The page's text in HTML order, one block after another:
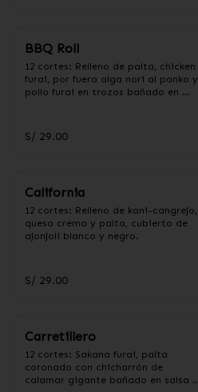
BBQ Roll
12 cortes: Relleno de palta, chicken
furai, por fuera alga nori al panko y
pollo furai en trozos bañado en
S/ 29.00
California
12 cortes: Relleno de kani-cangrejo,
queso crema y palta, cubierto de
ajonjolí blanco y negro.
S/ 29.00
Carretillero
12 cortes: Sakana furai, palta
coronado con chicharrón de
calamar gigante bañado en salsa